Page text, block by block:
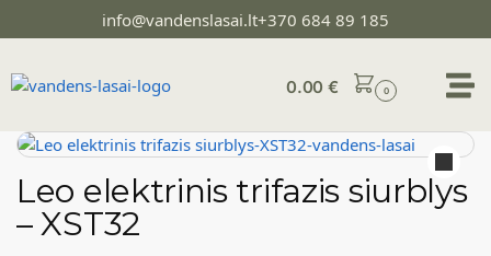
info@vandenslasai.lt+370 684 89 185
0.00€ 0
Leo elektrinis trifazis siurblys
– XST32